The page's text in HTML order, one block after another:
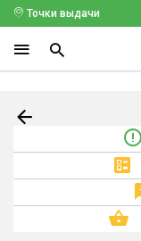
Точки выдачи